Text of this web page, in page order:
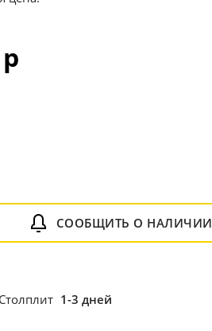
р
СООБЩИТЬ О НАЛИЧИИ
1-3 дней